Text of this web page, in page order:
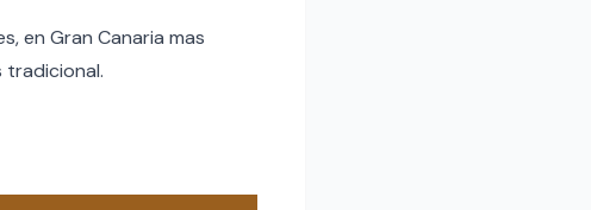
en Gran Canaria mas
tradicional.